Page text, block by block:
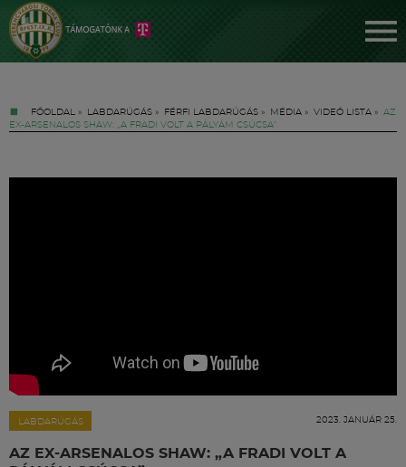
FŐOLDAL » LABDARÚGÁS » FÉRFI LABDARÚGÁS » MÉDIA » VIDEÓ LISTA » AZ
EX-ARSENALOS SHAW: „A FRADI VOLT A PÁLYÁM CSÚCSA”
LABDARÚGÁS 2023. JANUÁR 25.
AZ EX-ARSENALOS SHAW: „A FRADI VOLT A
Hírek
Labdarúgás